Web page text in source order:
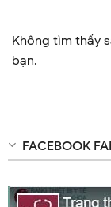
Không tìm thấy
bạn.
FACEBOOK